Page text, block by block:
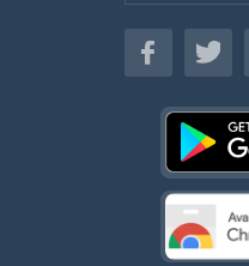
Italiano